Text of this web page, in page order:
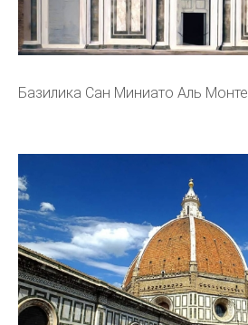
Базилика Сан Миниато Аль Монте